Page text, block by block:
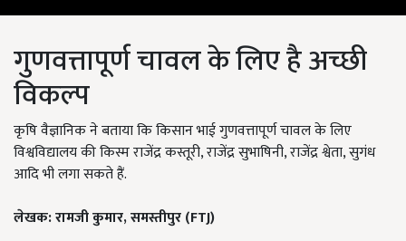
गुणवत्तापूर्ण चावल के लिए है अच्छी
विकल्प
कृषि वैज्ञानिक ने बताया कि किसान भाई गुणवत्तापूर्ण चावल के लिए
विश्वविद्यालय की किस्म राजेंद्र कस्तूरी, राजेंद्र सुभाषिनी, राजेंद्र श्वेता, सुगंध
आदि भी लगा सकते हैं.
लेखक: रामजी कुमार, समस्तीपुर (FTJ)